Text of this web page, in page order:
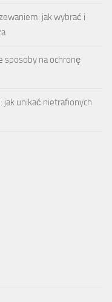
jak wybrać i
sposoby na ochronę
jak unikać nietrafionych